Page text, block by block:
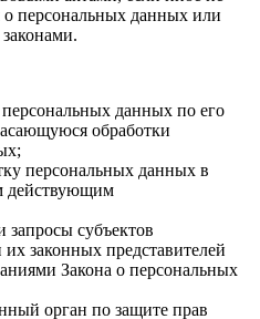
о персональных данных или
персональных данных по его
обработки
персональных данных в
действующим
запросы субъектов
законных представителей
Закона о персональных
орган по защите прав